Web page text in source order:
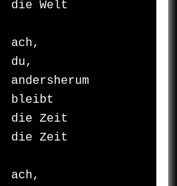
die Welt
ach,
du,
andersherum
bleibt
die Zeit
die Zeit
ach,